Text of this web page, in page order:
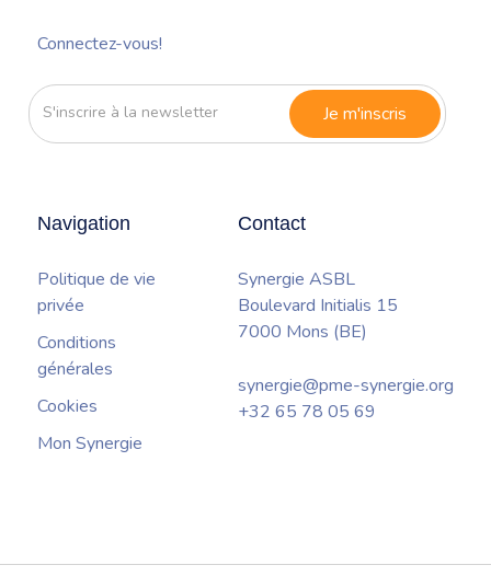
Navigation
Politique de vie
privée
Conditions
générales
Cookies
Mon Synergie
Connectez-vous!
S'inscrire
à
Contact
Synergie ASBL
Boulevard Initialis 15
7000 Mons (BE)
synergie@pme-synergie.org
+32 65 78 05 69